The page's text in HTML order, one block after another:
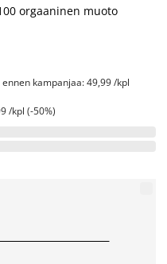
orgaaninen muoto
kampanjaa: 49,99 /kpl
/kpl (-50%)